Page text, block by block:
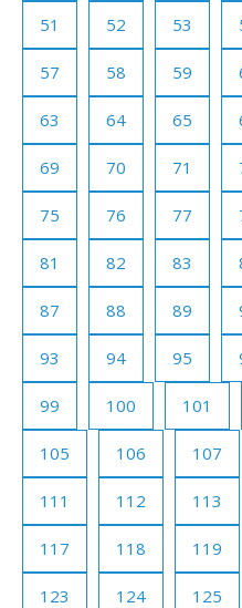
51 52 53
57 58 59
63 64 65
69 70 71
75 76 77
81 82 83
87 88 89
93 94 95
99 100 101
105 106 107
111 112 113
117 118 119
123 124 125